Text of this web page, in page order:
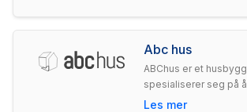
Abc hus
ABChus er et
spesialiserer seg på
Les mer